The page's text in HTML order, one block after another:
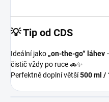
💡 Tip od CDS
Ideální jako „on-the-go“ láhev
čistič vždy po ruce 🚗✨
Perfektně doplní větší500 ml /